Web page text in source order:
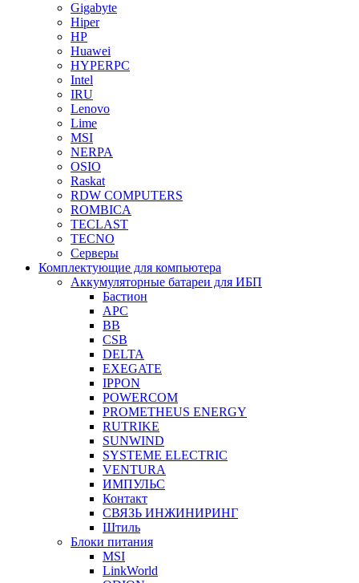
Gigabyte
Hiper
HP
Huawei
HYPERPC
Intel
IRU
Lenovo
Lime
MSI
NERPA
OSIO
Raskat
RDW COMPUTERS
ROMBICA
TECLAST
TECNO
Серверы
Комплектующие для компьютера
Аккумуляторные батареи для ИБП
Бастион
APC
BB
CSB
DELTA
EXEGATE
IPPON
POWERCOM
PROMETHEUS ENERGY
RUTRIKE
SUNWIND
SYSTEME ELECTRIC
VENTURA
ИМПУЛЬС
Контакт
СВЯЗЬ ИНЖИНИРИНГ
Штиль
Блоки питания
MSI
LinkWorld